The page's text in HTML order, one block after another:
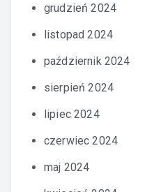
grudzień 2024
listopad 2024
październik 2024
sierpień 2024
lipiec 2024
czerwiec 2024
maj 2024